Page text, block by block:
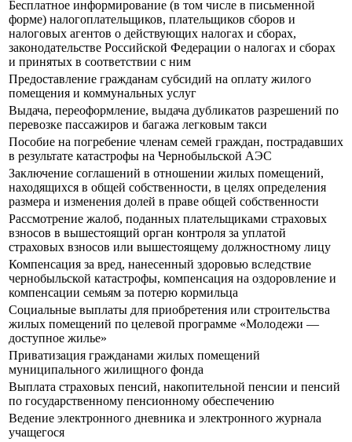
Бесплатное информирование (в том числе в письменной
форме) налогоплательщиков, плательщиков сборов и
налоговых агентов о действующих налогах и сборах,
законодательстве Российской Федерации о налогах и сборах
и принятых в соответствии с ним
Предоставление гражданам субсидий на оплату жилого
помещения и коммунальных услуг
Выдача, переоформление, выдача дубликатов разрешений по
перевозке пассажиров и багажа легковым такси
Пособие на погребение членам семей граждан, пострадавших
в результате катастрофы на Чернобыльской АЭС
Заключение соглашений в отношении жилых помещений,
находящихся в общей собственности, в целях определения
размера и изменения долей в праве общей собственности
Рассмотрение жалоб, поданных плательщиками страховых
взносов в вышестоящий орган контроля за уплатой
страховых взносов или вышестоящему должностному лицу
Компенсация за вред, нанесенный здоровью вследствие
чернобыльской катастрофы, компенсация на оздоровление и
компенсации семьям за потерю кормильца
Социальные выплаты для приобретения или строительства
жилых помещений по целевой программе «Молодежи —
доступное жилье»
Приватизация гражданами жилых помещений
муниципального жилищного фонда
Выплата страховых пенсий, накопительной пенсии и пенсий
по государственному пенсионному обеспечению
Ведение электронного дневника и электронного журнала
учащегося